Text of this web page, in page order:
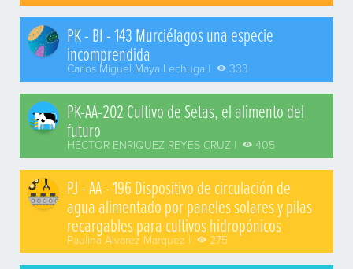
PK - BI - 143 Murciélagos una especie
incomprendida
Carlos Miguel Maya Lechuga | 333
PK-AA-202 Cultivo de Setas, el alimento del
futuro
HECTOR ENRIQUEZ REYES CRUZ | 405
PJ - AA - 196 Dispositivo de circulación de
agua alimentado por paneles solares y pilas
recargables para cultivos hidropónicos
Paulina Alvarez Marquez | 275